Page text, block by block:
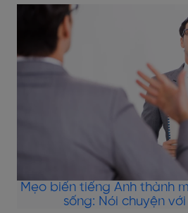
Mẹo biến tiếng Anh thành
sống: Nói chuyện